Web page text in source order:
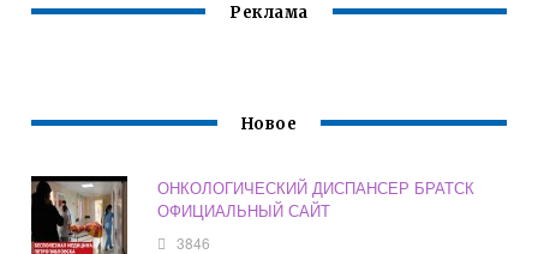
Реклама
Новое
ОНКОЛОГИЧЕСКИЙ ДИСПАНСЕР БРАТСК
ОФИЦИАЛЬНЫЙ САЙТ
3846